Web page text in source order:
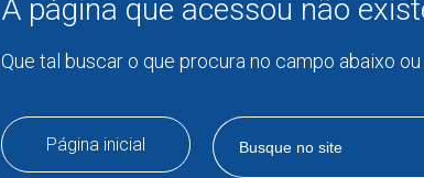
A página que acessou não
Que tal buscar o que procura no campo abaixo
Página inicial